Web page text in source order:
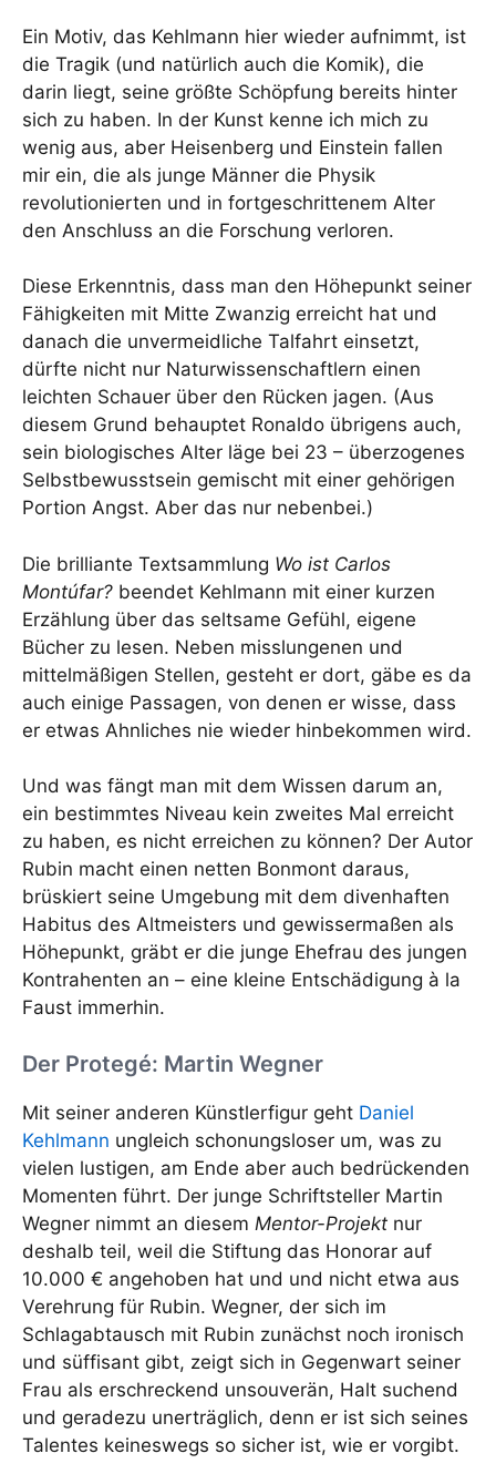
Ein Motiv, das Kehlmann hier wieder aufnimmt, ist
die Tragik (und natürlich auch die Komik), die
darin liegt, seine größte Schöpfung bereits hinter
sich zu haben. In der Kunst kenne ich mich zu
wenig aus, aber Heisenberg und Einstein fallen
mir ein, die als junge Männer die Physik
revolutionierten und in fortgeschrittenem Alter
den Anschluss an die Forschung verloren.
Diese Erkenntnis, dass man den Höhepunkt seiner
Fähigkeiten mit Mitte Zwanzig erreicht hat und
danach die unvermeidliche Talfahrt einsetzt,
dürfte nicht nur Naturwissenschaftlern einen
leichten Schauer über den Rücken jagen. (Aus
diesem Grund behauptet Ronaldo übrigens auch,
sein biologisches Alter läge bei 23 – überzogenes
Selbstbewusstsein gemischt mit einer gehörigen
Portion Angst. Aber das nur nebenbei.)
Die brilliante Textsammlung Wo ist Carlos
Montúfar? beendet Kehlmann mit einer kurzen
Erzählung über das seltsame Gefühl, eigene
Bücher zu lesen. Neben misslungenen und
mittelmäßigen Stellen, gesteht er dort, gäbe es da
auch einige Passagen, von denen er wisse, dass
er etwas Ahnliches nie wieder hinbekommen wird.
Und was fängt man mit dem Wissen darum an,
ein bestimmtes Niveau kein zweites Mal erreicht
zu haben, es nicht erreichen zu können? Der Autor
Rubin macht einen netten Bonmont daraus,
brüskiert seine Umgebung mit dem divenhaften
Habitus des Altmeisters und gewissermaßen als
Höhepunkt, gräbt er die junge Ehefrau des jungen
Kontrahenten an – eine kleine Entschädigung à la
Faust immerhin.
Der Protegé: Martin Wegner
Mit seiner anderen Künstlerfigur geht Daniel
Kehlmann ungleich schonungsloser um, was zu
vielen lustigen, am Ende aber auch bedrückenden
Momenten führt. Der junge Schriftsteller Martin
Wegner nimmt an diesem Mentor-Projekt nur
deshalb teil, weil die Stiftung das Honorar auf
10.000 € angehoben hat und und nicht etwa aus
Verehrung für Rubin. Wegner, der sich im
Schlagabtausch mit Rubin zunächst noch ironisch
und süffisant gibt, zeigt sich in Gegenwart seiner
Frau als erschreckend unsouverän, Halt suchend
und geradezu unerträglich, denn er ist sich seines
Talentes keineswegs so sicher ist, wie er vorgibt.